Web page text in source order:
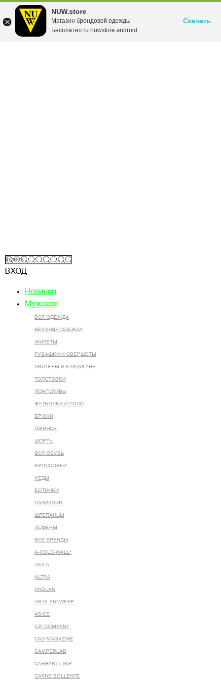
NUW.store
Магазин брендовой одежды
Бесплатно ru.nuwstore.android
Скачать
ВХОД
Новинки
Мужское
ВСЯ ОДЕЖДА
ВЕРХНЯЯ ОДЕЖДА
ЖИЛЕТЫ
РУБАШКИ И ОВЕРШОТЫ
СВИТЕРЫ И КАРДИГАНЫ
ТОЛСТОВКИ
ЛОНГСЛИВЫ
ФУТБОЛКИ И ПОЛО
БРЮКИ
ДЖИНСЫ
ШОРТЫ
ВСЯ ОБУВЬ
КРОССОВКИ
КЕДЫ
БОТИНКИ
САНДАЛИИ
ШЛЕПАНЦЫ
ЛОФЕРЫ
ВСЕ БРЕНДЫ
A-COLD-WALL*
AKILA
ALTRA
ANGLAN
ARTE ANTWERP
ASICS
C.P. COMPANY
CAD MAGAZINE
CAMPERLAB
CARHARTT WIP
CARNE BOLLENTE